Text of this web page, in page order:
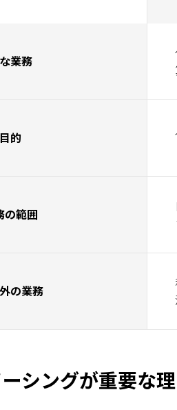
業務
目的
の範囲
の業務
シングが重要な